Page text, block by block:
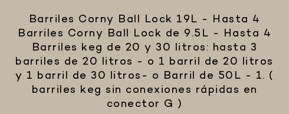
Barriles Corny Ball Lock 19L - Hasta 4
Barriles Corny Ball Lock de 9.5L - Hasta 4
Barriles keg de 20 y 30 litros: hasta 3
barriles de 20 litros - o 1 barril de 20 litros
y 1 barril de 30 litros- o Barril de 50L - 1. (
barriles keg sin conexiones rápidas en
conector G )